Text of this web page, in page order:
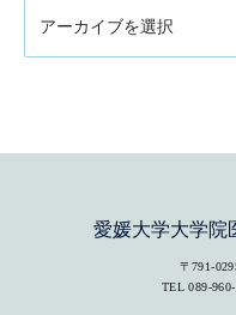
アーカイブを選択
愛媛大学大学院
〒791-
TEL089-960-